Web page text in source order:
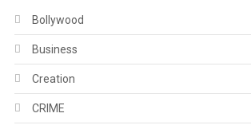
Bollywood
Business
Creation
CRIME